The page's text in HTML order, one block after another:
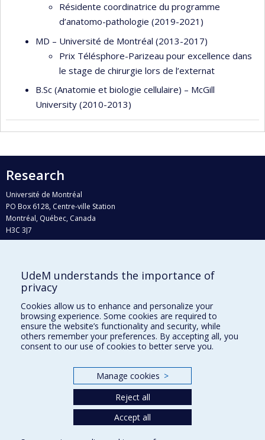
Résidente coordinatrice du programme
d’anatomo-pathologie (2019-2021)
MD – Université de Montréal (2013-2017)
Prix Télésphore-Parizeau pour excellence dans
le stage de chirurgie lors de l’externat
B.Sc (Anatomie et biologie cellulaire) – McGill
University (2010-2013)
Research
Université de Montréal
PO Box 6128, Centre-ville Station
Montréal, Québec, Canada
H3C 3J7
Who does what?
Find us
Site map
Accessibility
UdeM understands the importance of
privacy
Cookies allow us to enhance and personalize your
browsing experience. Some cookies are required to
ensure the website’s functionality and security, while
others remember your preferences. By accepting all, you
consent to our use of cookies to better serve you.
Manage cookies >
Reject all
Accept all